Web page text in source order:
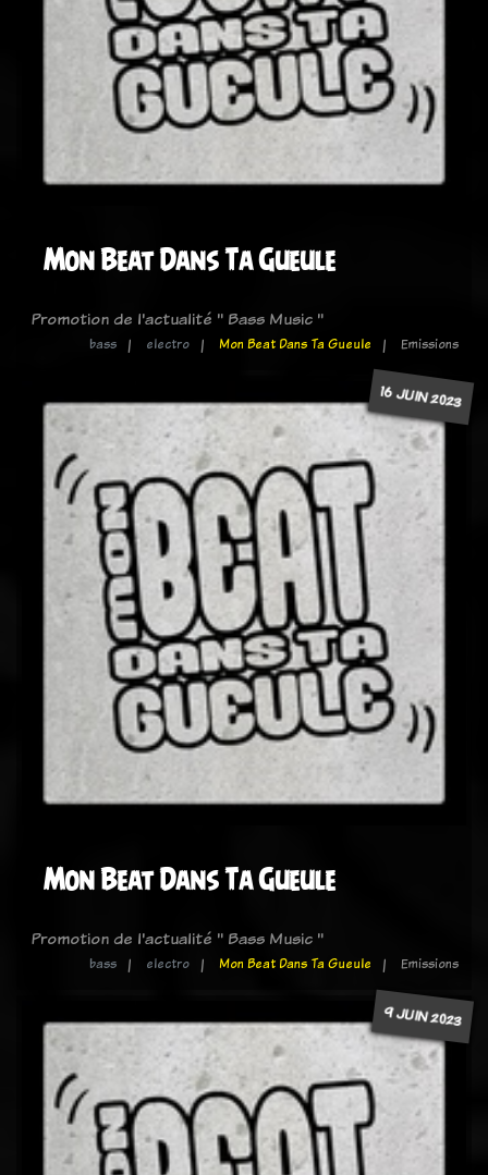
Mon Beat Dans Ta Gueule
Promotion de l'actualité " Bass Music "
bass electro Mon Beat Dans Ta Gueule Emissions
16 JUIN 2023
Mon Beat Dans Ta Gueule
Promotion de l'actualité " Bass Music "
bass electro Mon Beat Dans Ta Gueule Emissions
9 JUIN 2023